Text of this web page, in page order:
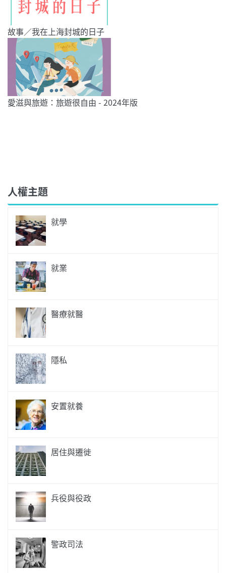
故事／我在上海封城的日子
愛滋與旅遊：旅遊很自由 - 2024年版
人權主題
就學
就業
醫療就醫
隱私
安置就養
居住與遷徙
兵役與役政
警政司法